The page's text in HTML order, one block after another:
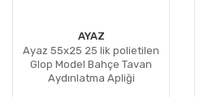
AYAZ
Ayaz 55x25 25 lik polietilen
Glop Model Bahçe Tavan
Aydınlatma Apliği